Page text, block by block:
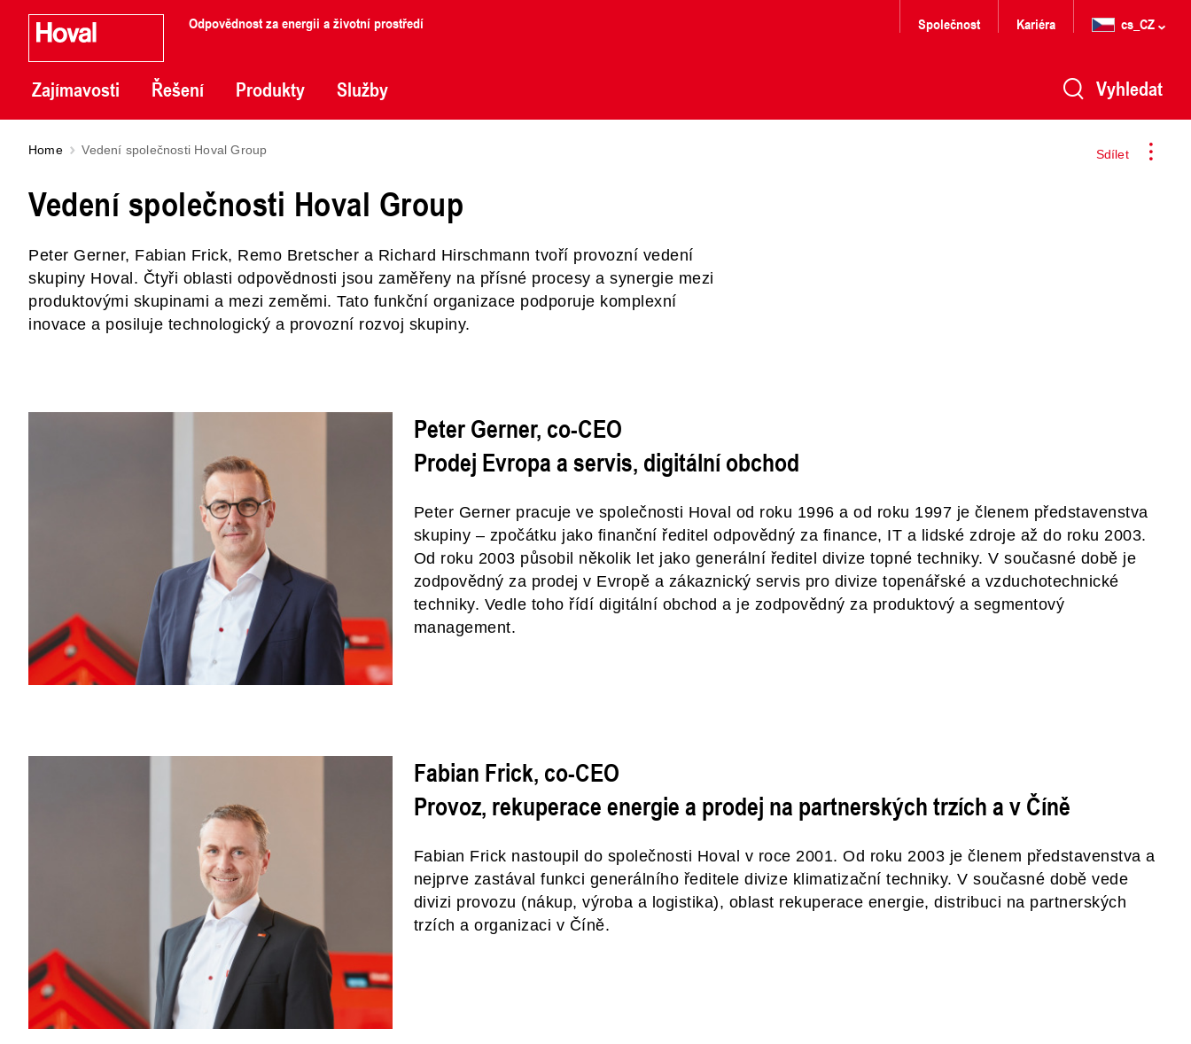
Odpovědnost za energii a životní prostředí
Zajímavosti Řešení Produkty Služby
Společnost Kariéra cs_CZ
Vyhledat
Sdílet
Home Vedení společnosti Hoval Group
Vedení společnosti Hoval Group
Peter Gerner, Fabian Frick, Remo Bretscher a Richard Hirschmann tvoří provozní vedení
skupiny Hoval. Čtyři oblasti odpovědnosti jsou zaměřeny na přísné procesy a synergie mezi
produktovými skupinami a mezi zeměmi. Tato funkční organizace podporuje komplexní
inovace a posiluje technologický a provozní rozvoj skupiny.
Peter Gerner, co-CEO
Prodej Evropa a servis, digitální obchod
Peter Gerner pracuje ve společnosti Hoval od roku 1996 a od roku 1997 je členem představenstva
skupiny – zpočátku jako finanční ředitel odpovědný za finance, IT a lidské zdroje až do roku 2003.
Od roku 2003 působil několik let jako generální ředitel divize topné techniky. V současné době je
zodpovědný za prodej v Evropě a zákaznický servis pro divize topenářské a vzduchotechnické
techniky. Vedle toho řídí digitální obchod a je zodpovědný za produktový a segmentový
management.
Fabian Frick, co-CEO
Provoz, rekuperace energie a prodej na partnerských trzích a v Číně
Fabian Frick nastoupil do společnosti Hoval v roce 2001. Od roku 2003 je členem představenstva a
nejprve zastával funkci generálního ředitele divize klimatizační techniky. V současné době vede
divizi provozu (nákup, výroba a logistika), oblast rekuperace energie, distribuci na partnerských
trzích a organizaci v Číně.